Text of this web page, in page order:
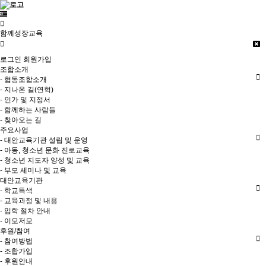
함께성장교육
로그인 회원가입
조합소개
- 협동조합소개
- 지나온 길(연혁)
- 인가 및 지정서
- 함께하는 사람들
- 찾아오는 길
주요사업
- 대안교육기관 설립 및 운영
- 아동, 청소년 문화 진로교육
- 청소년 지도자 양성 및 교육
- 부모 세미나 및 교육
대안교육기관
- 학교특색
- 교육과정 및 내용
- 입학 절차 안내
- 이모저모
후원/참여
- 참여방법
- 조합가입
- 후원안내